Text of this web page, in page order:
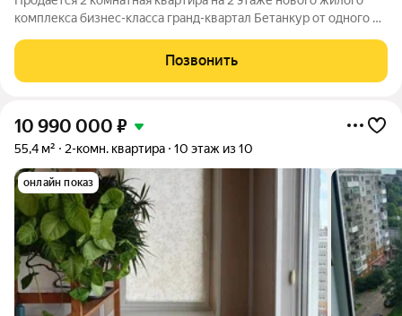
комплекса бизнес-класса гранд-квартал Бетанкур от одного из
ипотеке. Квартира сдается в черновой отделке. Рядом вся
необходимая
Позвонить
10 990 000 ₽
55,4 м² 2-комн. квартира 10 этаж из 10
онлайн показ